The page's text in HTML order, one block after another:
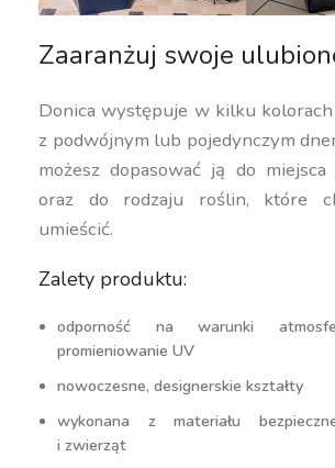
Zaaranżuj swoje
Donica występuje w kilku
z podwójnym lub pojedynczym
możesz dopasować ją do miejsca
oraz do rodzaju roślin, które
umieścić.
Zalety produktu:
odporność na warunki
promieniowanie UV
nowoczesne, designerskie kształty
wykonana z materiału
i zwierząt